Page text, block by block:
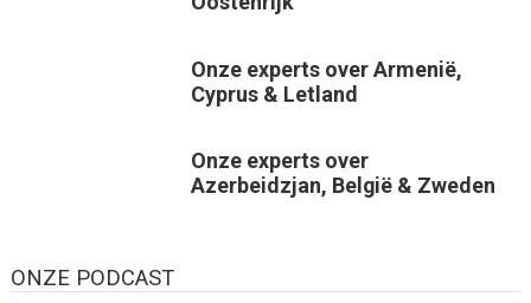
Onze experts over Armenië,
Cyprus & Letland
Onze experts over
Azerbeidzjan, België & Zweden
ONZE PODCAST